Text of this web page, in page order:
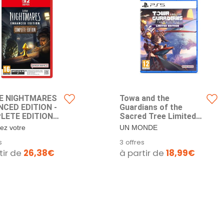
NIGHTMARES
EDITION -
EDITION
2)
votre
dans une pièce...
de 26,38€
Towa and the
Guardians of the
Sacred Tree Limited
Edition (PS5)
UN MONDE
DE DANGERS Incarnez
Towa et ses compagnons...
3 offres
à partir de 18,99€